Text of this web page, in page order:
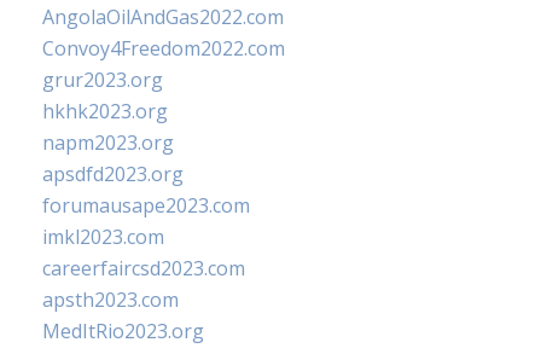
AngolaOilAndGas2022.com
Convoy4Freedom2022.com
grur2023.org
hkhk2023.org
napm2023.org
apsdfd2023.org
forumausape2023.com
imkl2023.com
careerfaircsd2023.com
apsth2023.com
MedItRio2023.org